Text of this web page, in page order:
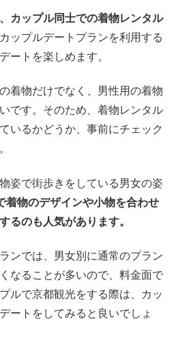
カップル同士での着物レンタル
カップルデートプランを利用する
ートを楽しめます。
着物だけでなく、男性用の着物
です。そのため、着物レンタル
いるかどうか、事前にチェック
姿で街歩きをしている男女の姿
着物のデザインや小物を合わせ
るのも人気があります。
ンでは、男女別に通常のプラン
なることが多いので、料金面で
ルで京都観光をする際は、カッ
ートをしてみると良いでしょ